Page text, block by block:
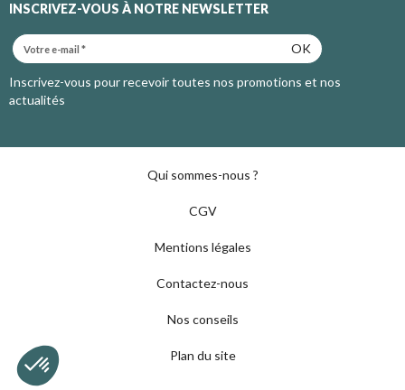
INSCRIVEZ-VOUS À NOTRE NEWSLETTER
OK
Inscrivez-vous pour recevoir toutes nos promotions et nos
actualités
Qui sommes-nous ?
CGV
Mentions légales
Contactez-nous
Nos conseils
Plan du site